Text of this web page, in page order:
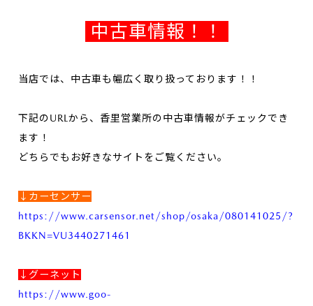
中古車情報！！
当店では、中古車も幅広く取り扱っております！！
下記のURLから、香里営業所の中古車情報がチェックでき
ます！
どちらでもお好きなサイトをご覧ください。
↓カーセンサー
https://www.carsensor.net/shop/osaka/080141025/?
BKKN=VU3440271461
↓グーネット
https://www.goo-